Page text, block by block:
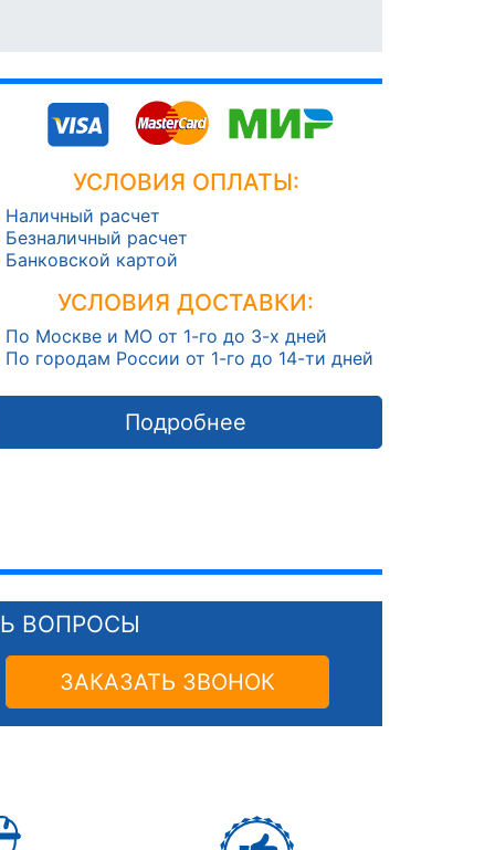
УСЛОВИЯ ОПЛАТЫ:
Наличный расчет
Безналичный расчет
Банковской картой
УСЛОВИЯ ДОСТАВКИ:
По Москве и МО от 1-го до 3-х дней
По городам России от 1-го до 14-ти дней
Подробнее
ВОПРОСЫ
ЗАКАЗАТЬ ЗВОНОК